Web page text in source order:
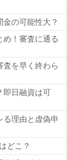
の可能性大？
め！審査に通る
査を早く終わら
即日融資は可
る理由と虚偽申
どこ？